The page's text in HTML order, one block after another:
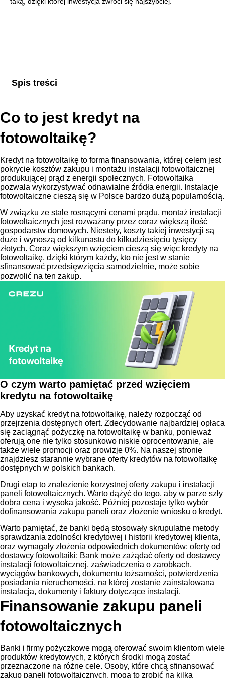
Spis treści
Co to jest kredyt na
fotowoltaikę?
Kredyt na fotowoltaikę to forma finansowania, której celem jest
pokrycie kosztów zakupu i montażu instalacji fotowoltaicznej
produkującej prąd z energii społecznych. Fotowoltaika
pozwala wykorzystywać odnawialne źródła energii. Instalacje
fotowoltaiczne cieszą się w Polsce bardzo dużą popularnością.
W związku ze stale rosnącymi cenami prądu, montaż instalacji
fotowoltaicznych jest rozważany przez coraz większą ilość
gospodarstw domowych. Niestety, koszty takiej inwestycji są
duże i wynoszą od kilkunastu do kilkudziesięciu tysięcy
złotych. Coraz większym wzięciem cieszą się więc kredyty na
fotowoltaikę, dzięki którym każdy, kto nie jest w stanie
sfinansować przedsięwzięcia samodzielnie, może sobie
pozwolić na ten zakup.
O czym warto pamiętać przed wzięciem
kredytu na fotowoltaikę
Aby uzyskać kredyt na fotowoltaikę, należy rozpocząć od
przejrzenia dostępnych ofert. Zdecydowanie najbardziej opłaca
się zaciągnąć pożyczkę na fotowoltaikę w banku, ponieważ
oferują one nie tylko stosunkowo niskie oprocentowanie, ale
także wiele promocji oraz prowizje 0%. Na naszej stronie
znajdziesz starannie wybrane oferty kredytów na fotowoltaikę
dostępnych w polskich bankach.
Drugi etap to znalezienie korzystnej oferty zakupu i instalacji
paneli fotowoltaicznych. Warto dążyć do tego, aby w parze szły
dobra cena i wysoka jakość. Później pozostaje tylko wybór
dofinansowania zakupu paneli oraz złożenie wniosku o kredyt.
Warto pamiętać, że banki będą stosowały skrupulatne metody
sprawdzania zdolności kredytowej i historii kredytowej klienta,
oraz wymagały złożenia odpowiednich dokumentów: oferty od
dostawcy fotowoltaiki: Bank może zażądać oferty od dostawcy
instalacji fotowoltaicznej, zaświadczenia o zarobkach,
wyciągów bankowych, dokumentu tożsamości, potwierdzenia
posiadania nieruchomości, na której zostanie zainstalowana
instalacja, dokumenty i faktury dotyczące instalacji.
Finansowanie zakupu paneli
fotowoltaicznych
Banki i firmy pożyczkowe mogą oferować swoim klientom wiele
produktów kredytowych, z których środki mogą zostać
przeznaczone na różne cele. Osoby, które chcą sfinansować
zakup paneli fotowoltaicznych, mogą to zrobić na kilka